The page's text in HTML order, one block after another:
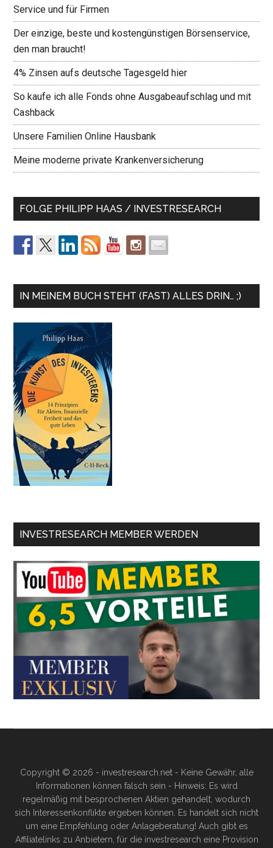
Service und für Firmen
Der einzige, beste und kostengünstigen Börsenservice,
den man braucht!
4% Zinsen aufs deutsche Tagesgeld hier
So kaufe ich alle Fonds ohne Ausgabeaufschlag und mit
Cashback
Unsere Familien Online Hausbank
Meine moderne private Krankenversicherung
FOLGE PHILIPP HAAS / INVESTRESEARCH
IN MEINEM BUCH STEHT (FAST) ALLES DRIN… ;)
INVESTRESEARCH MEMBER WERDEN
Copyright © 2026 - investresearch.net - Keine Gewähr, alle
Informationen können falsch sein - Hinweis: Es wird
regelmäßig mit besprochenen Aktien gehandelt, wodurch
sich Interessenkonflikte ergeben können. Es handelt sich nicht
um eine Empfehlung oder Anlageberatung! Auch gibt es
Affiliatelinks zu Anbietern, für die investresearch eine Provision